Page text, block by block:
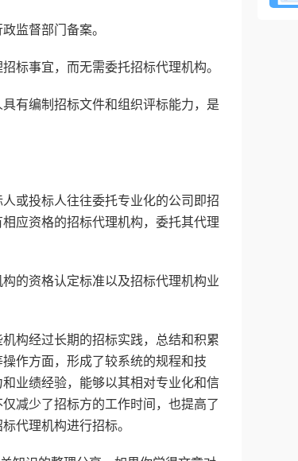
监督部门备案。
事宜，而无需委托招标代理机构。
有编制招标文件和组织评标能力，是
或投标人往往委托专业化的公司即招
应资格的招标代理机构，委托其代理
的资格认定标准以及招标代理机构业
构经过长期的招标实践，总结和积累
作方面，形成了较系统的规程和技
业绩经验，能够以其相对专业化和信
减少了招标方的工作时间，也提高了
代理机构进行招标。